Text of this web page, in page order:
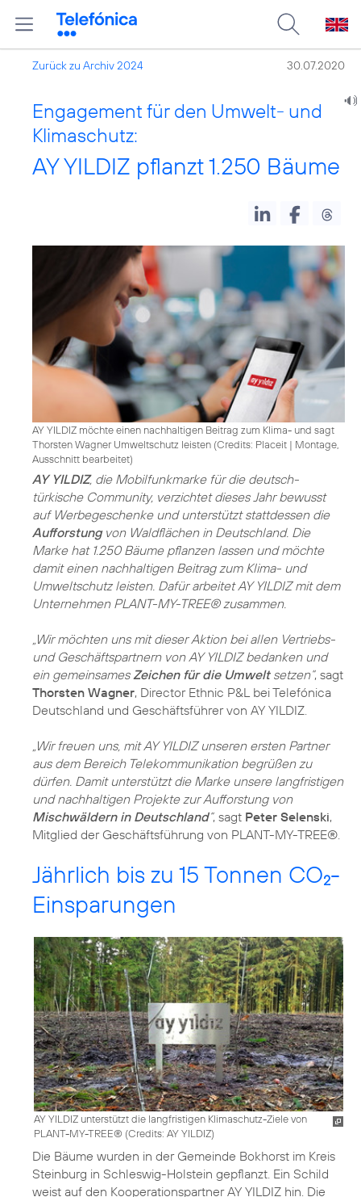
Zurück zu Archiv 2024 30.07.2020
Engagement für den Umwelt- und
Klimaschutz:
AY YILDIZ pflanzt 1.250 Bäume
AY YILDIZ möchte einen nachhaltigen Beitrag zum Klima- und sagt
Thorsten Wagner Umweltschutz leisten (Credits: Placeit | Montage,
Ausschnitt bearbeitet)
AY YILDIZ, die Mobilfunkmarke für die deutsch-
türkische Community, verzichtet dieses Jahr bewusst
auf Werbegeschenke und unterstützt stattdessen die
Aufforstungvon Waldflächen in Deutschland. Die
Marke hat 1.250 Bäume pflanzen lassen und möchte
damit einen nachhaltigen Beitrag zum Klima- und
Umweltschutz leisten. Dafür arbeitet AY YILDIZ mit dem
Unternehmen PLANT-MY-TREE® zusammen.
„Wir möchten uns mit dieser Aktion bei allen Vertriebs-
und Geschäftspartnern von AY YILDIZ bedanken und
ein gemeinsames Zeichen für die Umweltsetzen“, sagt
Thorsten Wagner, Director Ethnic P&L bei Telefónica
Deutschland und Geschäftsführer von AY YILDIZ.
„Wir freuen uns, mit AY YILDIZ unseren ersten Partner
aus dem Bereich Telekommunikation begrüßen zu
dürfen. Damit unterstützt die Marke unsere langfristigen
und nachhaltigen Projekte zur Aufforstung von
Mischwäldern in Deutschland“, sagt Peter Selenski,
Jährlich bis zu 15 Tonnen CO2-
Einsparungen
AY YILDIZ unterstützt die langfristigen Klimaschutz-Ziele von
PLANT-MY-TREE® (Credits: AY YILDIZ)
Die Bäume wurden in der Gemeinde Bokhorst im Kreis
Steinburg in Schleswig-Holstein gepflanzt. Ein Schild
weist auf den Kooperationspartner AY YILDIZ hin. Die